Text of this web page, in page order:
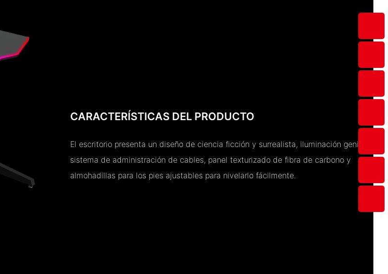
CARACTERÍSTICAS DEL PRODUCTO
El escritorio presenta un diseño de ciencia ficción y surrealista, iluminación genial,
sistema de administración de cables, panel texturizado de fibra de carbono y
almohadillas para los pies ajustables para nivelarlo fácilmente.